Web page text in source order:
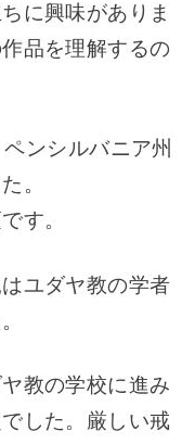
に興味がありま
品を理解するの
ンシルバニア州
。
す。
ユダヤ教の学者
教の学校に進み
した。 厳しい戒